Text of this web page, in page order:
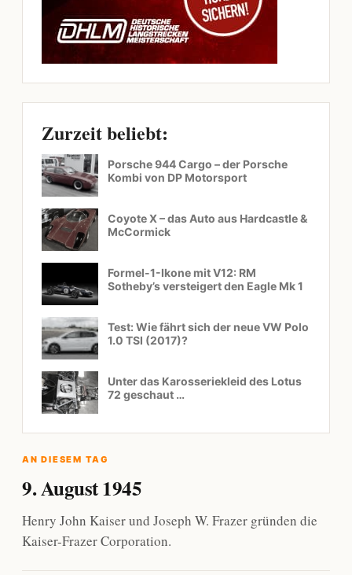
Zurzeit beliebt:
Porsche 944 Cargo – der Porsche
Kombi von DP Motorsport
Coyote X – das Auto aus Hardcastle &
McCormick
Formel-1-Ikone mit V12: RM
Sotheby’s versteigert den Eagle Mk 1
Test: Wie fährt sich der neue VW Polo
1.0 TSI (2017)?
Unter das Karosseriekleid des Lotus
72 geschaut …
AN DIESEM TAG
9. August 1945
Henry John Kaiser und Joseph W. Frazer gründen die
Kaiser-Frazer Corporation.